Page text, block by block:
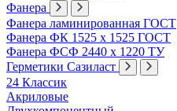
Фанера
Фанера ламинированная ГОСТ
Фанера ФК 1525 х 1525 ГОСТ
Фанера ФСФ 2440 х 1220 ТУ
Герметики Сазиласт
24 Классик
Акриловые